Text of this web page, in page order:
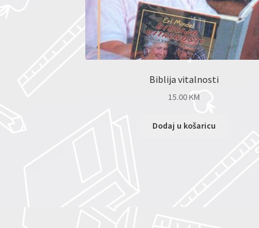
Biblija vitalnosti
15.00KM
Dodaj u košaricu